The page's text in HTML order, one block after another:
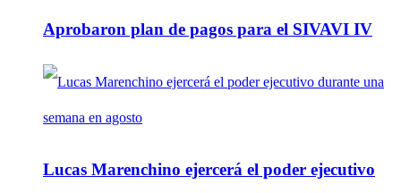
Aprobaron plan de pagos para el SIVAVI IV
Lucas Marenchino ejercerá el poder ejecutivo